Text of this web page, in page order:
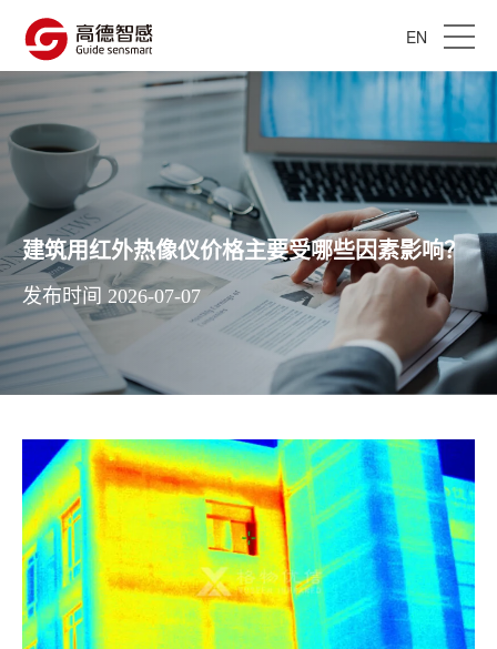
EN
建筑用红外热像仪价格主要受哪些因素影响？
发布时间 2026-07-07